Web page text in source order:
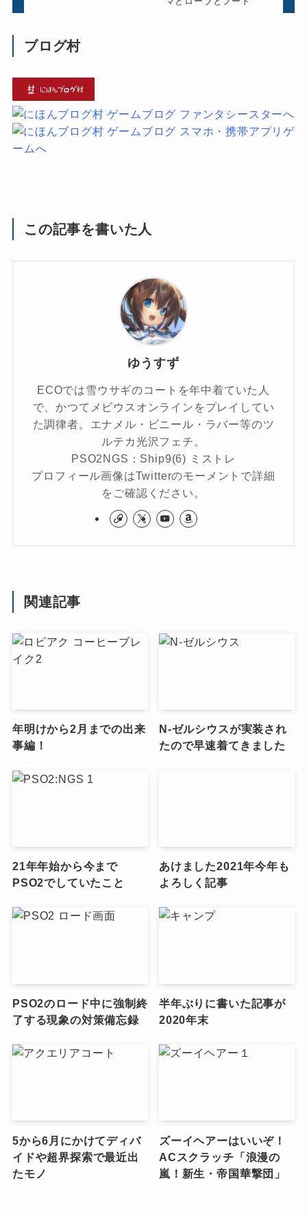
ブログ村
この記事を書いた人
ゆうすず
ECOでは雪ウサギのコートを年中着ていた人
で、かつてメビウスオンラインをプレイしてい
た調律者。エナメル・ビニール・ラバー等のツ
ルテカ光沢フェチ。
PSO2NGS：Ship9(6) ミストレ
プロフィール画像はTwitterのモーメントで詳細
をご確認ください。
関連記事
年明けから2月までの出来
事編！
N-ゼルシウスが実装され
たので早速着てきました
21年年始から今まで
PSO2でしていたこと
あけました2021年今年も
よろしく記事
PSO2のロード中に強制終
了する現象の対策備忘録
半年ぶりに書いた記事が
2020年末
5から6月にかけてディバ
イドや超界探索で最近出
たモノ
ズーイヘアーはいいぞ！
ACスクラッチ「浪漫の
嵐！新生・帝国華撃団」